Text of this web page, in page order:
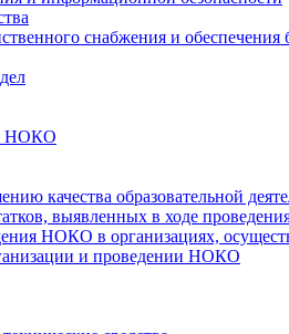
снабжения и обеспечения
НОКО
качества образовательной
выявленных в ходе
НОКО в организациях,
и проведении НОКО